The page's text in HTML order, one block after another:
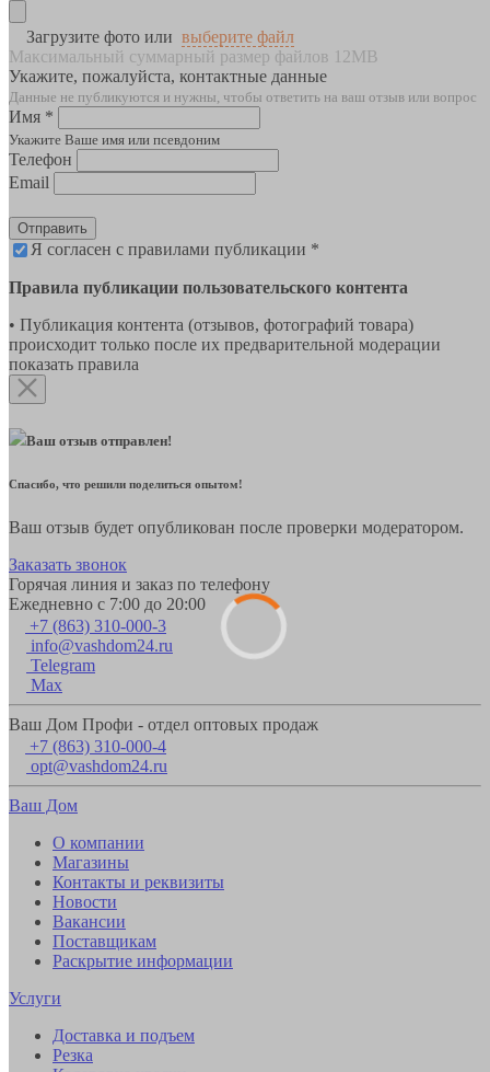
Загрузите фото или выберите файл
Максимальный суммарный размер файлов 12MB
Укажите, пожалуйста, контактные данные
Данные не публикуются и нужны, чтобы ответить на ваш отзыв или вопрос
Имя *
Укажите Ваше имя или псевдоним
Телефон
Email
Отправить
Я согласен с правилами публикации *
Правила публикации пользовательского контента
• Публикация контента (отзывов, фотографий товара)
происходит только после их предварительной модерации
показать правила
Ваш отзыв отправлен!
Спасибо, что решили поделиться опытом!
Ваш отзыв будет опубликован после проверки модератором.
Заказать звонок
Горячая линия и заказ по телефону
Ежедневно с 7:00 до 20:00
+7 (863) 310-000-3
info@vashdom24.ru
Telegram
Max
Ваш Дом Профи - отдел оптовых продаж
+7 (863) 310-000-4
opt@vashdom24.ru
Ваш Дом
О компании
Магазины
Контакты и реквизиты
Новости
Вакансии
Поставщикам
Раскрытие информации
Услуги
Доставка и подъем
Резка